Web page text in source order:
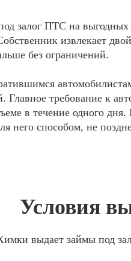
залог ПТС на
извлекает
без ограничений.
Главное требование к
в течение одного
него способом, не
Условия
выдает займы под